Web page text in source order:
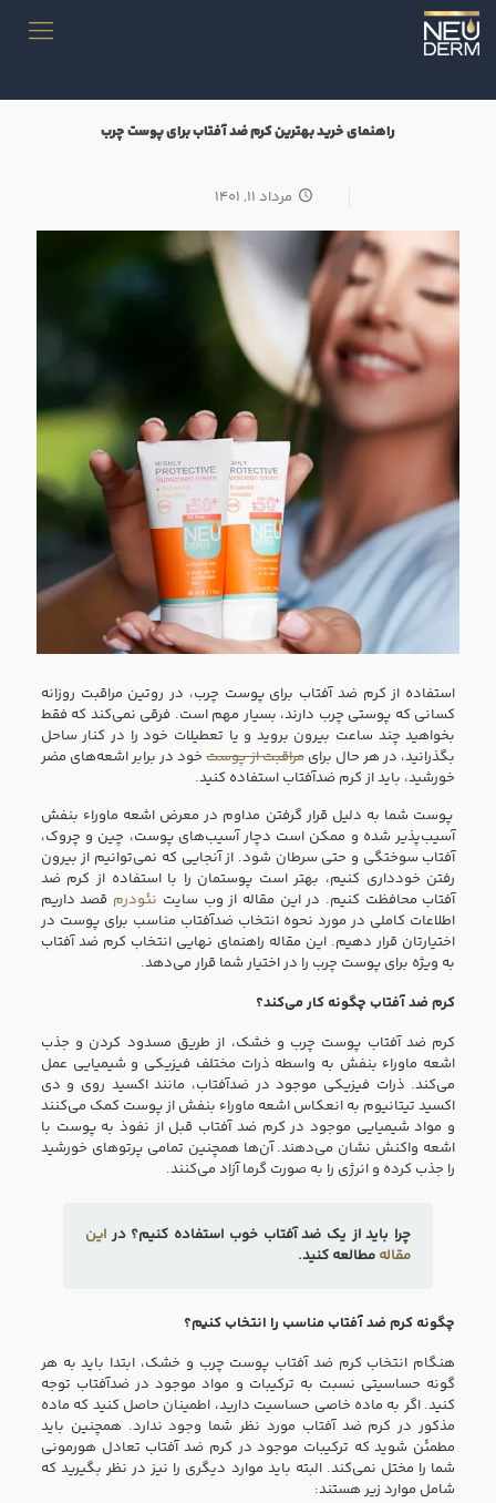
راهنمای خرید بهترین کرم ضد آفتاب برای پوست چرب
مرداد ۱۱, ۱۴۰۱
استفاده از کرم ضد آفتاب برای پوست چرب، در روتین مراقبت روزانه
کسانی که پوستی چرب دارند، بسیار مهم است. فرقی نمی‌کند که فقط
بخواهید چند ساعت بیرون بروید و یا تعطیلات خود را در کنار ساحل
بگذرانید، در هر حال برایمراقبت از پوستخود در برابر اشعه‌های مضر
خورشید، باید از کرم ضدآفتاب استفاده کنید.
پوست شما به دلیل قرار گرفتن مداوم در معرض اشعه ماوراء بنفش
آسیب‌پذیر شده و ممکن است دچار آسیب‌های پوست، چین و چروک،
آفتاب سوختگی و حتی سرطان شود. از آنجایی که نمی‌توانیم از بیرون
رفتن خودداری کنیم، بهتر است پوستمان را با استفاده از کرم ضد
آفتاب محافظت کنیم. در این مقاله از وب سایت نئودرم قصد داریم
اطلاعات کاملی در مورد نحوه انتخاب ضدآفتاب مناسب برای پوست در
اختیارتان قرار دهیم. این مقاله راهنمای نهایی انتخاب کرم ضد آفتاب
به ویژه برای پوست چرب را در اختیار شما قرار می‌دهد.
کرم ضد آفتاب چگونه کار می‌کند؟
کرم ضد آفتاب پوست چرب و خشک، از طریق مسدود کردن و جذب
اشعه ماوراء بنفش به واسطه ذرات مختلف فیزیکی و شیمیایی عمل
می‌کند. ذرات فیزیکی موجود در ضدآفتاب، مانند اکسید روی و دی
اکسید تیتانیوم به انعکاس اشعه ماوراء بنفش از پوست کمک می‌کنند
و مواد شیمیایی موجود در کرم ضد آفتاب قبل از نفوذ به پوست با
اشعه واکنش نشان می‌دهند. آن‌ها همچنین تمامی پرتو‌های خورشید
را جذب کرده و انرژی را به صورت گرما آزاد می‌کنند.
چرا باید از یک ضد آفتاب خوب استفاده کنیم؟ دراین
مقاله مطالعه کنید.
چگونه کرم ضد آفتاب مناسب را انتخاب کنیم؟
هنگام انتخاب کرم ضد آفتاب پوست چرب و خشک، ابتدا باید به هر
گونه حساسیتی نسبت به ترکیبات و مواد موجود در ضدآفتاب توجه
کنید. اگر به ماده خاصی حساسیت دارید، اطمینان حاصل کنید که ماده
مذکور در کرم ضد آفتاب مورد نظر شما وجود ندارد. همچنین باید
مطمئن شوید که ترکیبات موجود در کرم ضد آفتاب تعادل هورمونی
شما را مختل نمی‌کند. البته باید موارد دیگری را نیز در نظر بگیرید که
شامل موارد زیر هستند: